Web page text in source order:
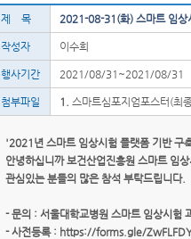
제 목 2021-08-31(화) 스마트 임상
작성자 이수희
행사기간 2021/08/31~2021/08/31
첨부파일 1. 스마트심포지엄포스터(최
'2021년 스마트 임상시험 플랫폼 기반 구
안녕하십니까 보건산업진흥원 스마트 임
관심있는 분들의 많은 참석 부탁드립니다.
- 문의 : 서울대학교병원 스마트 임상시
- 사전등록 : https://forms.gle/